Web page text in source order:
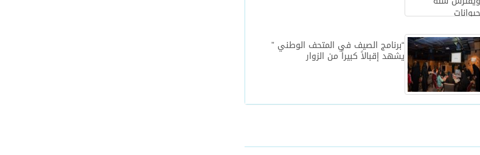
“برنامج الصيف في المتحف الوطني ”
يشهد إقبالاً كبيراً من الزوار